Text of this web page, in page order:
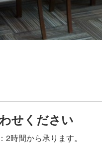
せください
2時間から承ります。